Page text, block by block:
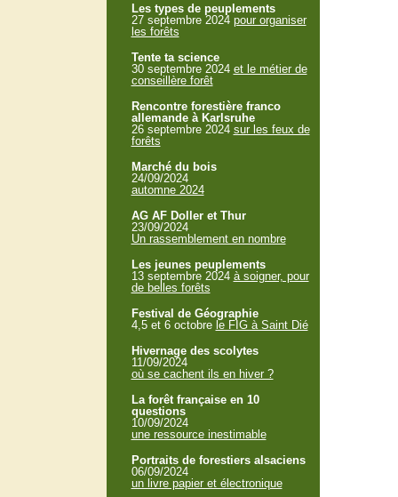
Les types de peuplements
27 septembre 2024 pour organiser
les forêts
Tente ta science
30 septembre 2024 et le métier de
conseillère forêt
Rencontre forestière franco
allemande à Karlsruhe
26 septembre 2024 sur les feux de
forêts
Marché du bois
24/09/2024
automne 2024
AG AF Doller et Thur
23/09/2024
Un rassemblement en nombre
Les jeunes peuplements
13 septembre 2024 à soigner, pour
de belles forêts
Festival de Géographie
4,5 et 6 octobre le FIG à Saint Dié
Hivernage des scolytes
11/09/2024
où se cachent ils en hiver ?
La forêt française en 10
questions
10/09/2024
une ressource inestimable
Portraits de forestiers alsaciens
06/09/2024
un livre papier et électronique